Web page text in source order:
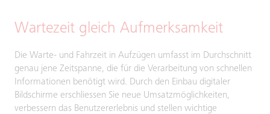
Wartezeit gleich Aufmerksamkeit
Die Warte- und Fahrzeit in Aufzügen umfasst im Durchschnitt
genau jene Zeitspanne, die für die Verarbeitung von schnellen
Informationen benötigt wird. Durch den Einbau digitaler
Bildschirme erschliessen Sie neue Umsatzmöglichkeiten,
verbessern das Benutzererlebnis und stellen wichtige